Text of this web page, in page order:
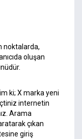
noktalarda,
oluşan
ki; X marka yeni
internetin
Arama
çıkan
giriş